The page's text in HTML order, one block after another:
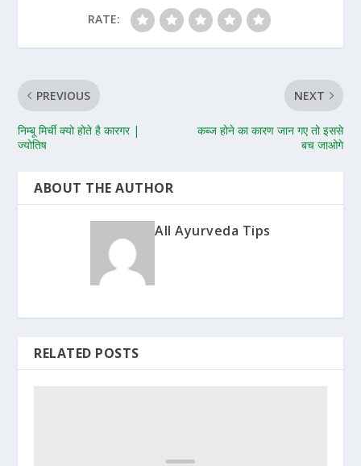
RATE:
PREVIOUS
निम्बू मिर्ची क्यो होते है कारगर |
ज्योतिष
NEXT
कब्ज होने का कारण जान गए तो इससे
बच जाओगे
ABOUT THE AUTHOR
All Ayurveda Tips
RELATED POSTS